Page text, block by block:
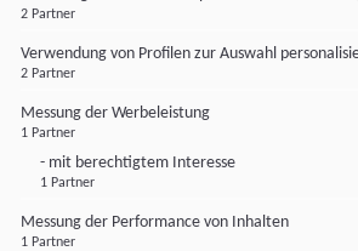
2 Partner
Verwendung von Profilen zur Auswahl
2 Partner
Messung der Werbeleistung
1 Partner
- mit berechtigtem Interesse
1 Partner
Messung der Performance von Inhalten
1 Partner